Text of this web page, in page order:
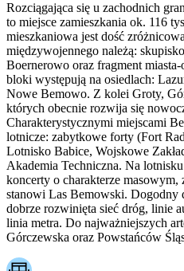
Rozciągająca się u zachodnich
to miejsce zamieszkania ok. 116
mieszkaniowa jest dość
międzywojennego należą:
Boernerowo oraz fragment
bloki występują na osiedlach:
Nowe Bemowo. Z kolei Groty,
których obecnie rozwija się
Charakterystycznymi miejscami
lotnicze: zabytkowe forty (Fort
Lotnisko Babice, Wojskowe
Akademia Techniczna. Na
koncerty o charakterze masowym,
stanowi Las Bemowski. Dogodny
dobrze rozwinięta sieć dróg, linie
linia metra. Do najważniejszych
Górczewska oraz Powstańców